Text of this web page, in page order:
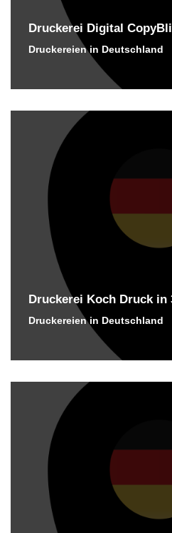
Druckerei Digital
Druckereien in Deutschland
Druckerei Koch Druck in
Druckereien in Deutschland